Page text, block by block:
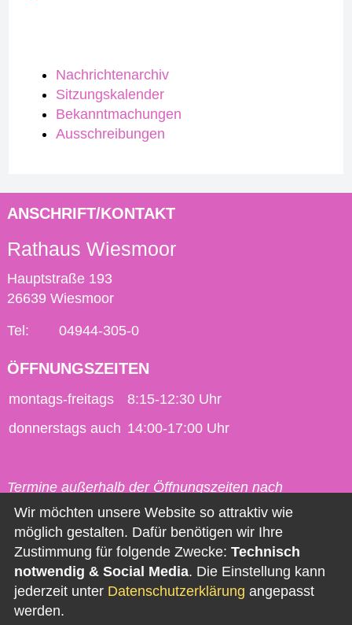
Nachrichtenarchiv
Sitzungskalender
Bekanntmachungen
Ausschreibungen
ANSCHRIFT/KONTAKT
Rathaus Wiesmoor
Hauptstraße 193
26639 Wiesmoor
Tel: 04944-305-0
ÖFFNUNGSZEITEN
montags-freitags
8:15-12:30 Uhr
donnerstags auch 14:00-17:00 Uhr
Termine außerhalb der Öffnungszeiten nach
vorheriger Vereinbarung möglich.
Kontakt
Impressum
Datenschutz
Wir möchten unsere Website so attraktiv wie
möglich gestalten. Dafür benötigen wir Ihre
Zustimmung für folgende Zwecke: Technisch
notwendig & Social Media. Die Einstellung kann
jederzeit unter Datenschutzerklärung angepasst
werden.